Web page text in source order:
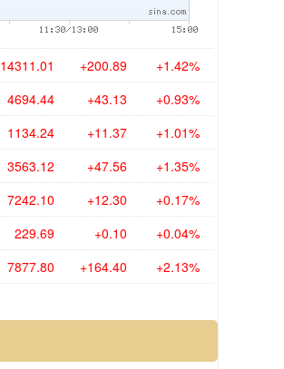
14311.01 +200.89 +1.42%
4694.44 +43.13 +0.93%
1134.24 +11.37 +1.01%
3563.12 +47.56 +1.35%
7242.10 +12.30 +0.17%
229.69 +0.10 +0.04%
7877.80 +164.40 +2.13%